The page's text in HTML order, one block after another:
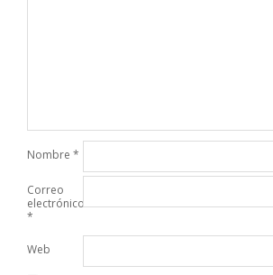
Nombre *
Correo
electrónico
*
Web